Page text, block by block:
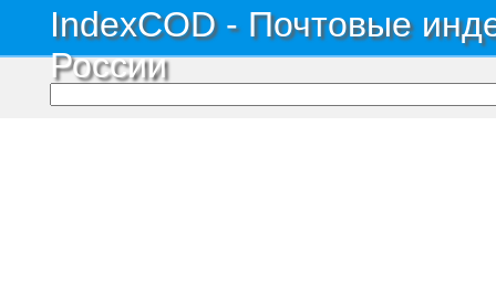
IndexCOD - Почтовые
России